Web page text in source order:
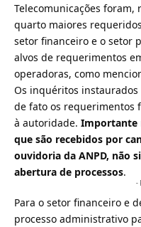
Telecomunicações foram,
quarto maiores
setor financeiro e o setor
alvos de requerimentos
operadoras, como
Os inquéritos
de fato os requerimentos
à autoridade. Importante
que são recebidos por
ouvidoria da ANPD, não
abertura de processos.
-
Para o setor financeiro e
processo administrativo